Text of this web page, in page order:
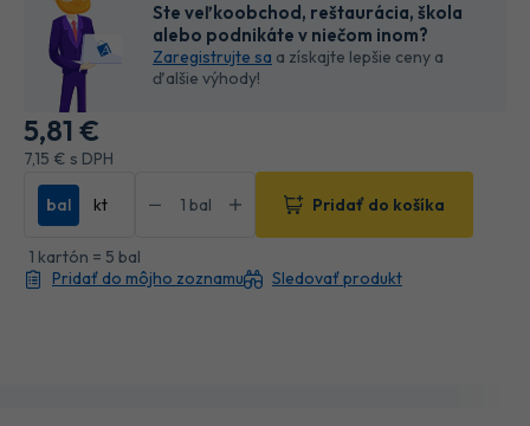
5,81 €
7,15 € s DPH
Ste veľkoobchod, reštaurácia, škola
alebo podnikáte v niečom inom?
Zaregistrujte sa a získajte lepšie ceny a
ďalšie výhody!
bal kt Pridať do košíka
1 kartón = 5 bal
Pridať do môjho zoznamu
Sledovať produkt